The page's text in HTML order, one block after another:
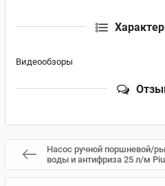
Видеообзоры
Насос ручной поршневой/
воды и антифриза 25 л/м